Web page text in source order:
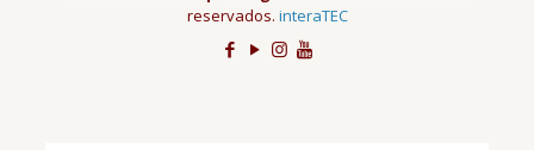
reservados. interaTEC